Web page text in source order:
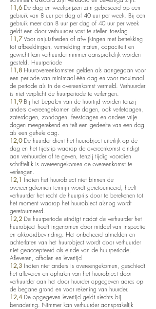
11,6De dag en weekprijzen zijn gebaseerd op een
gebruik van 8 uur per dag of 40 uur per week. Bij een
gebruik meer dan 8 uur per dag of 40 uur per week
geldt een door verhuurder vast te stellen toeslag.
11,7Voor onjuistheden of afwijkingen met betrekking
tot afbeeldingen, vermelding maten, capaciteit en
gewicht kan verhuurder nimmer aansprakelijk worden
gesteld. Huurperiode
11,8 Huurovereenkomsten gelden als aangegaan voor
een periode van minimaal één dag en voor maximaal
de periode als in de overeenkomst vermeld. Verhuurder
is niet verplicht de huurperiode te verlengen.
11,9Bij het bepalen van de huurtijd worden tenzij
anders overeengekomen alle dagen, ook verletdagen,
zaterdagen, zondagen, feestdagen en andere vrije
dagen meegerekend en telt een gedeelte van een dag
als een gehele dag.
12,0De huurder dient het huurobject uiterlijk op de
dag en het tijdstip waarop de overeenkomst eindigt
aan verhuurder af te geven, tenzij tijdig voordien
schriftelijk is overeengekomen de overeenkomst te
verlengen.
12,1 Indien het huurobject niet binnen de
overeengekomen termijn wordt geretourneerd, heeft
verhuurder het recht de huurprijs door te berekenen tot
het moment waarop het huurobject alsnog wordt
geretourneerd.
12,2 De huurperiode eindigt nadat de verhuurder het
huurobject heeft ingenomen door middel van inspectie
en akkoordbevinding. Het onbeheerd afmelden en
achterlaten van het huurobject wordt door verhuurder
niet geaccepteerd als einde van de huurperiode.
Afleveren, afhalen en levertijd
12,3 Indien niet anders is overeengekomen, geschiedt
het afleveren en ophalen van het huurobject door
verhuurder aan het door huurder opgegeven adres op
de begane grond en voor rekening van huurder.
12,4De opgegeven levertijd geldt slechts bij
benadering. Nimmer kan verhuurder aansprakelijk